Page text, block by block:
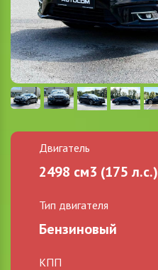
Двигатель
2498 см3 (175 л.с.)
Тип двигателя
Бензиновый
КПП